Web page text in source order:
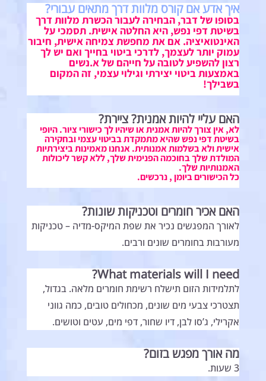
איך אדע אם קורס מלוות דרך מתאים עבורי?
בסופו של דבר, הבחירה לעבור הכשרת מלוות דרך
בשיטת דפי נפש, היא החלטה אישית. תסמכי על
האינטואיציה. אם את מחפשת צמיחה אישית, חיבור
עמוק יותר לעצמך, לדרכי ביטוי בחייך ואם יש לך
רצון להשפיע לטובה על חייהם של א.נשים
באמצעות ביטוי יצירתי וגילוי עצמי, זה המקום
בשבילך!
האם עליי להיות אמנית? ציירת?
לא, אין צורך להיות אמנית או שיהיו לך כישורי ציור. היופי
בשיטת דפי נפש שהיא מתמקדת בביטוי עצמי ובחקירה
אישית ולא בשלמות אמנותית. אנחנו מאמינות ביצירתיות
המולדת שלך בחוכמה הפנימית שלך, ללא קשר ליכולות
האמנותיות שלך.
כל הכישורים ביומן , נרכשים.
האם אכיר חומרים וטכניקות שונות?
לאורך המפגשים נכיר את שפת המיקס-מדיה – טכניקות
מעורבות בחומרים שונים ורבים.
What materials will I need?
לתלמידות הזום תישלח רשימת חומרים מלאה. בגדול,
תצטרכי צבעי מים שונים, מכחולים טובים, כמה גווני
אקרילי, ג’סו לבן, דיו שחור, דפי מים, עטים וטושים.
מה אורך מפגש בזום?
3 שעות.